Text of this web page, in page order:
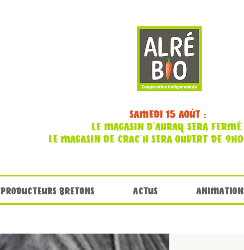
SAMEDI 15 AOÛT :
LE MAGASIN D'AURAY SERA
LE MAGASIN DE CRAC'H SERA OUVERT DE
PRODUCTEURS BRETONS ACTUS